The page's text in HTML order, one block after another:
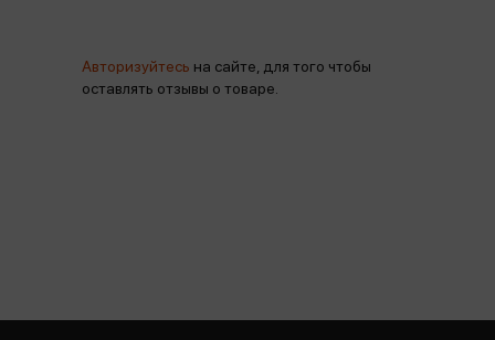
Авторизуйтесь на сайте, для того чтобы
оставлять отзывы о товаре.